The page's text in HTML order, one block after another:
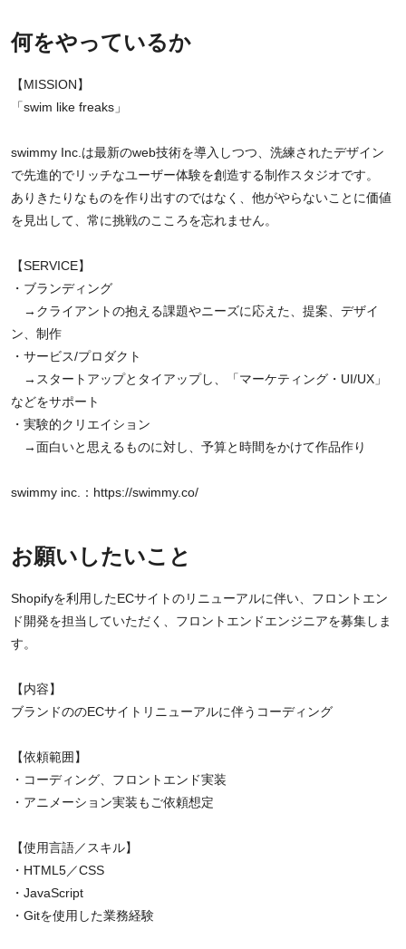
何をやっているか
【MISSION】
「swim like freaks」
swimmy Inc.は最新のweb技術を導入しつつ、洗練されたデザイン
で先進的でリッチなユーザー体験を創造する制作スタジオです。
ありきたりなものを作り出すのではなく、他がやらないことに価値
を見出して、常に挑戦のこころを忘れません。
【SERVICE】
・ブランディング
→クライアントの抱える課題やニーズに応えた、提案、デザイ
ン、制作
・サービス/プロダクト
→スタートアップとタイアップし、「マーケティング・UI/UX」
などをサポート
・実験的クリエイション
→面白いと思えるものに対し、予算と時間をかけて作品作り
swimmy inc.： https://swimmy.co/
お願いしたいこと
Shopifyを利用したECサイトのリニューアルに伴い、フロントエン
ド開発を担当していただく、フロントエンドエンジニアを募集しま
す。
【内容】
ブランドののECサイトリニューアルに伴うコーディング
【依頼範囲】
・コーディング、フロントエンド実装
・アニメーション実装もご依頼想定
【使用言語／スキル】
・HTML5／CSS
・JavaScript
・Gitを使用した業務経験